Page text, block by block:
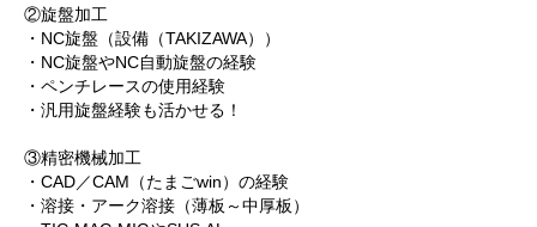
②旋盤加工
・NC旋盤（設備（TAKIZAWA））
・NC旋盤やNC自動旋盤の経験
・ペンチレースの使用経験
・汎用旋盤経験も活かせる！
③精密機械加工
・CAD／CAM（たまごwin）の経験
・溶接・アーク溶接（薄板～中厚板）